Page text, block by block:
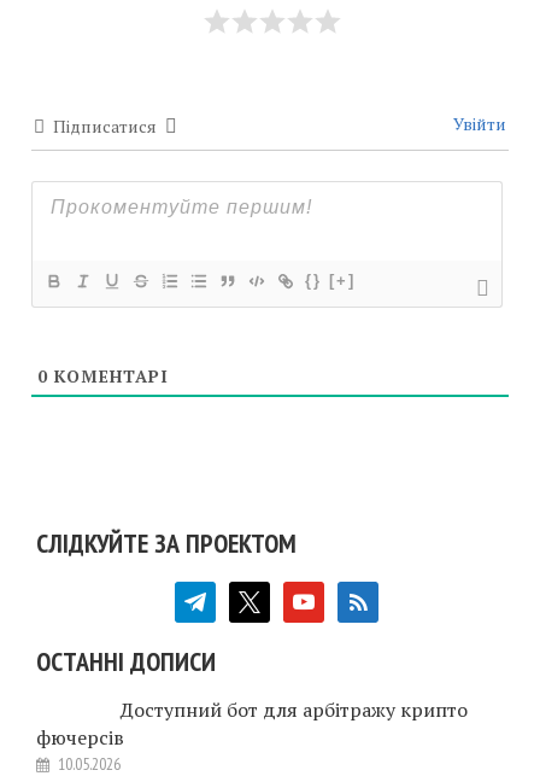
Підписатися Увійти
{} [+]
0 КОМЕНТАРІ
СЛІДКУЙТЕ ЗА ПРОЕКТОМ
telegram youtuberss
ОСТАННІ ДОПИСИ
Доступний бот для арбітражу крипто
фючерсів
10.05.2026